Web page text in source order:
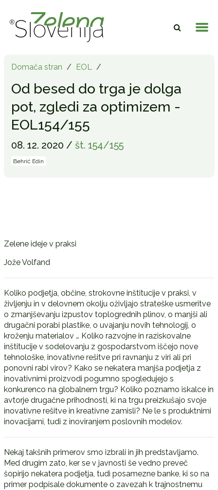
Domača stran / EOL /
Od besed do trga je dolga
pot, zgledi za optimizem -
EOL154/155
08. 12. 2020 / št. 154/155
Behrić Edin
Zelene ideje v praksi
Jože Volfand
Koliko podjetja, občine, strokovne inštitucije v praksi, v
življenju in v delovnem okolju oživljajo strateške usmeritve
o zmanjševanju izpustov toplogrednih plinov, o manjši ali
drugačni porabi plastike, o uvajanju novih tehnologij, o
kroženju materialov … Koliko razvojne in raziskovalne
inštitucije v sodelovanju z gospodarstvom iščejo nove
tehnološke, inovativne rešitve pri ravnanju z viri ali pri
ponovni rabi virov? Kako se nekatera manjša podjetja z
inovativnimi proizvodi pogumno spogledujejo s
konkurenco na globalnem trgu? Koliko poznamo iskalce in
avtorje drugačne prihodnosti, ki na trgu preizkušajo svoje
inovativne rešitve in kreativne zamisli? Ne le s produktnimi
inovacijami, tudi z inoviranjem poslovnih modelov.
Nekaj takšnih primerov smo izbrali in jih predstavljamo.
Med drugim zato, ker se v javnosti še vedno preveč
šopirijo nekatera podjetja, tudi posamezne banke, ki so na
primer podpisale dokumente o zavezah k trajnostnemu